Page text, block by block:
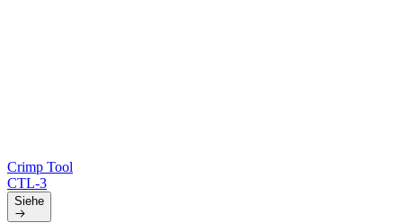
Crimp Tool
CTL-3
Siehe